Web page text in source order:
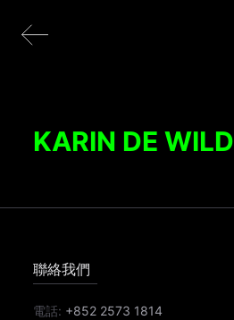
KARIN DE WILD
聯絡我們
電話: +852 2573 1814